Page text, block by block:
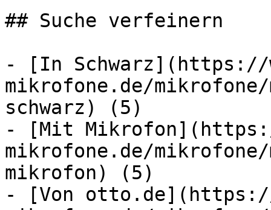
## Suche verfeinern
- [In Schwarz](https://
mikrofone.de/
schwarz) (5)
- [Mit
mikrofone.de/
mikrofon) (5)
- [Von otto.de](https://